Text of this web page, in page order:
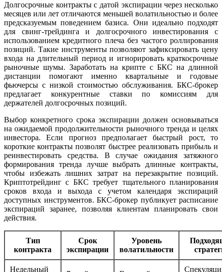
Долгосрочные контракты с датой экспирации через несколько
месяцев или лет отличаются меньшей волатильностью и более
предсказуемым поведением базиса. Они идеально подходят
для свинг-трейдинга и долгосрочного инвестирования с
использованием кредитного плеча без частого роллирования
позиций. Такие инструменты позволяют зафиксировать цену
входа на длительный период и игнорировать краткосрочные
рыночные шумы. Заработать на крипте с БКС на длинной
дистанции помогают именно квартальные и годовые
фьючерсы с низкой стоимостью обслуживания. БКС-брокер
предлагает конкурентные ставки по комиссиям для
держателей долгосрочных позиций.
Выбор конкретного срока экспирации должен основываться
на ожидаемой продолжительности рыночного тренда и целях
инвестора. Если прогноз предполагает быстрый рост, то
короткие контракты позволят быстрее реализовать прибыль и
реинвестировать средства. В случае ожидания затяжного
формирования тренда лучше выбрать длинные контракты,
чтобы избежать лишних затрат на перезакрытие позиций.
Криптотрейдинг с БКС требует тщательного планирования
сроков входа и выхода с учетом календаря экспираций
доступных инструментов. БКС-брокер публикует расписание
экспираций заранее, позволяя клиентам планировать свои
действия.
Тип
контракта
Срок
экспирации
Уровень
волатильности
Недельный